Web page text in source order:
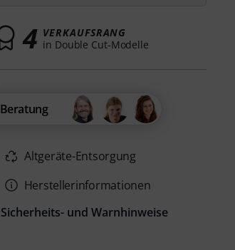
4 VERKAUFSRANG
in Double Cut-Modelle
Beratung
Altgeräte-Entsorgung
Herstellerinformationen
Sicherheits- und Warnhinweise